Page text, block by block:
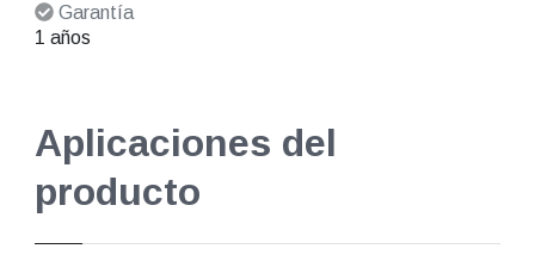
Garantía
1 años
Aplicaciones del
producto